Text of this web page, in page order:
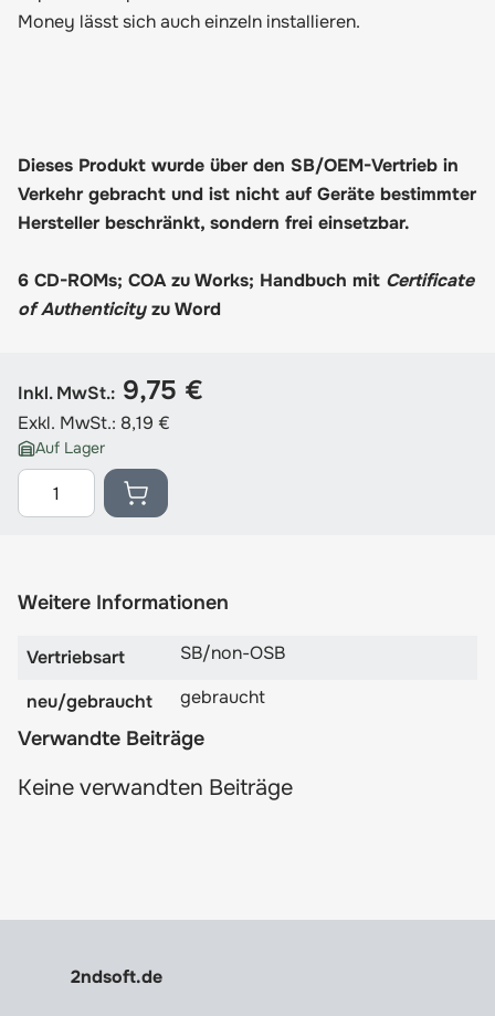
Money lässt sich auch einzeln installieren.
Dieses Produkt wurde über den SB/OEM-Vertrieb in
Verkehr gebracht und ist nicht auf Geräte bestimmter
Hersteller beschränkt, sondern frei einsetzbar.
6 CD-ROMs; COA zu Works; Handbuch mit Certificate
of Authenticityzu Word
Inkl. MwSt.: 9,75 €
Exkl. MwSt.: 8,19 €
Auf Lager
Menge
Weitere Informationen
Vertriebsart SB/non-OSB
neu/gebraucht gebraucht
Verwandte Beiträge
Keine verwandten Beiträge
2ndsoft.de